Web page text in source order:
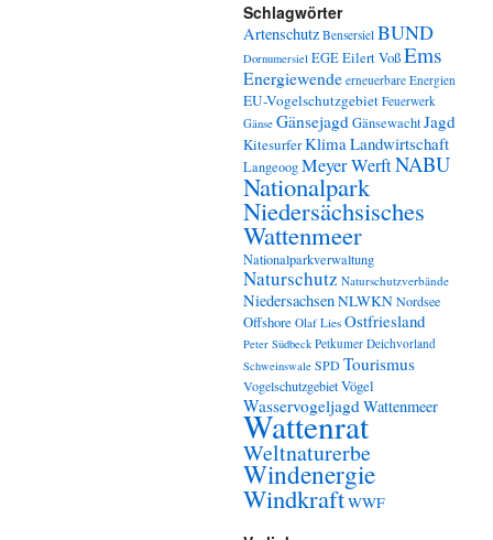
Schlagwörter
Artenschutz Bensersiel BUND
Dornumersiel EGEEilert VoßEms
Energiewende erneuerbare Energien
EU-Vogelschutzgebiet Feuerwerk
Gänse GänsejagdGänsewachtJagd
KitesurferKlimaLandwirtschaft
LangeoogMeyer WerftNABU
Nationalpark
Niedersächsisches
Wattenmeer
Nationalparkverwaltung
Naturschutz Naturschutzverbände
NiedersachsenNLWKNNordsee
Offshore Olaf Lies Ostfriesland
Peter Südbeck Petkumer Deichvorland
Schweinswale SPDTourismus
VogelschutzgebietVögel
WasservogeljagdWattenmeer
Wattenrat
Weltnaturerbe
Windenergie
WindkraftWWF